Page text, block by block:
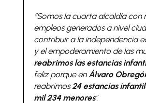
“Somos la cuarta alcaldía con
empleos generados a nivel
contribuir a la independencia
y el empoderamiento de las
reabrimos las estancias
feliz porque en Álvaro
reabrimos24 estancias
mil 234 menores".